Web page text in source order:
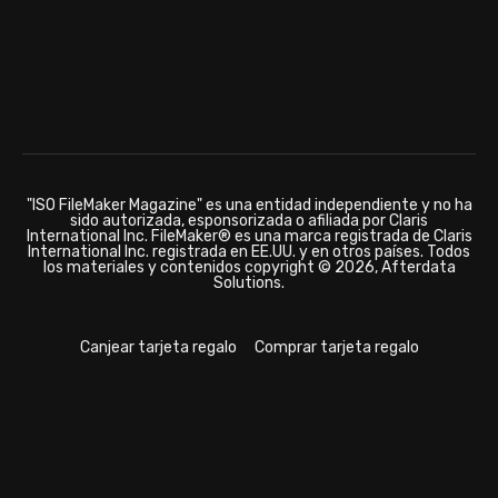
"ISO FileMaker Magazine" es una entidad independiente y no ha
sido autorizada, esponsorizada o afiliada por Claris
International Inc. FileMaker® es una marca registrada de Claris
International Inc. registrada en EE.UU. y en otros países. Todos
los materiales y contenidos copyright © 2026, Afterdata
Solutions.
Canjear tarjeta regalo Comprar tarjeta regalo